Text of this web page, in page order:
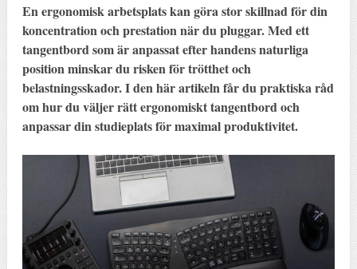
En ergonomisk arbetsplats kan göra stor skillnad för din
koncentration och prestation när du pluggar. Med ett
tangentbord som är anpassat efter handens naturliga
position minskar du risken för trötthet och
belastningsskador. I den här artikeln får du praktiska råd
om hur du väljer rätt ergonomiskt tangentbord och
anpassar din studieplats för maximal produktivitet.